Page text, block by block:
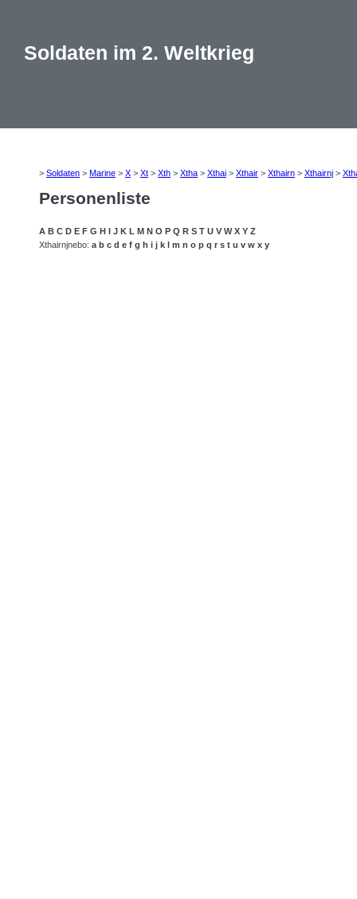
Soldaten im 2. Weltkrieg
> Soldaten > Marine > X > Xt > Xth > Xtha > Xthai > Xthair > Xthairn > Xthairnj >
Personenliste
A B C D E F G H I J K L M N O P Q R S T U V W X Y Z
Xthairnjnebo: a b c d e f g h i j k l m n o p q r s t u v w x y